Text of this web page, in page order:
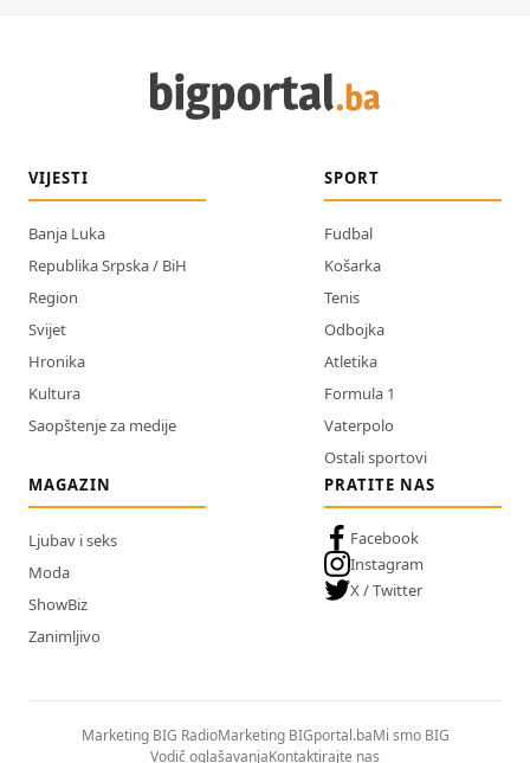
VIJESTI
Banja Luka
Republika Srpska / BiH
Region
Svijet
Hronika
Kultura
Saopštenje za medije
SPORT
Fudbal
Košarka
Tenis
Odbojka
Atletika
Formula 1
Vaterpolo
Ostali sportovi
MAGAZIN
Ljubav i seks
Moda
ShowBiz
Zanimljivo
PRATITE NAS
Facebook
Instagram
X / Twitter
Marketing BIG RadioMarketing BIGportal.baMi smo BIG
Vodič oglašavanjaKontaktirajte nas